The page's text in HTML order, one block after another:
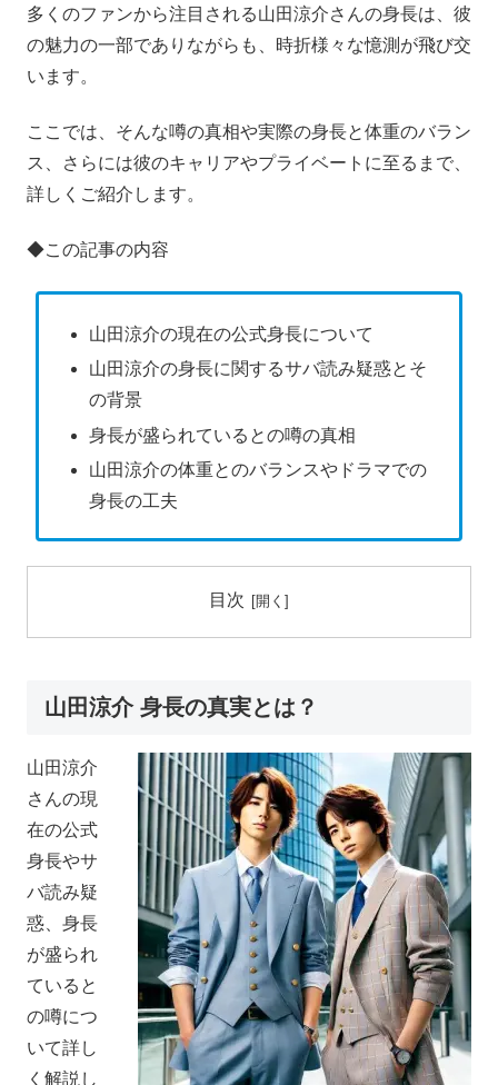
多くのファンから注目される山田涼介さんの身長は、彼
の魅力の一部でありながらも、時折様々な憶測が飛び交
います。
ここでは、そんな噂の真相や実際の身長と体重のバラン
ス、さらには彼のキャリアやプライベートに至るまで、
詳しくご紹介します。
◆この記事の内容
山田涼介の現在の公式身長について
山田涼介の身長に関するサバ読み疑惑とそ
の背景
身長が盛られているとの噂の真相
山田涼介の体重とのバランスやドラマでの
身長の工夫
目次
山田涼介 身長の真実とは？
山田涼介
さんの現
在の公式
身長やサ
バ読み疑
惑、身長
が盛られ
ていると
の噂につ
いて詳し
く解説し